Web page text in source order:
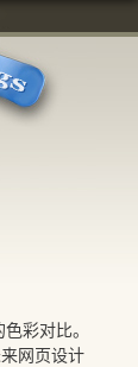
彩对比。
网页设计